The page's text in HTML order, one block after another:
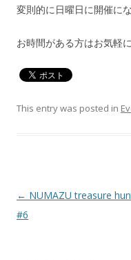
変則的に日曜日に開催にな
お時間がある方はお気軽
This entry was posted in
Post navigation
← NUMAZU treasure
#6